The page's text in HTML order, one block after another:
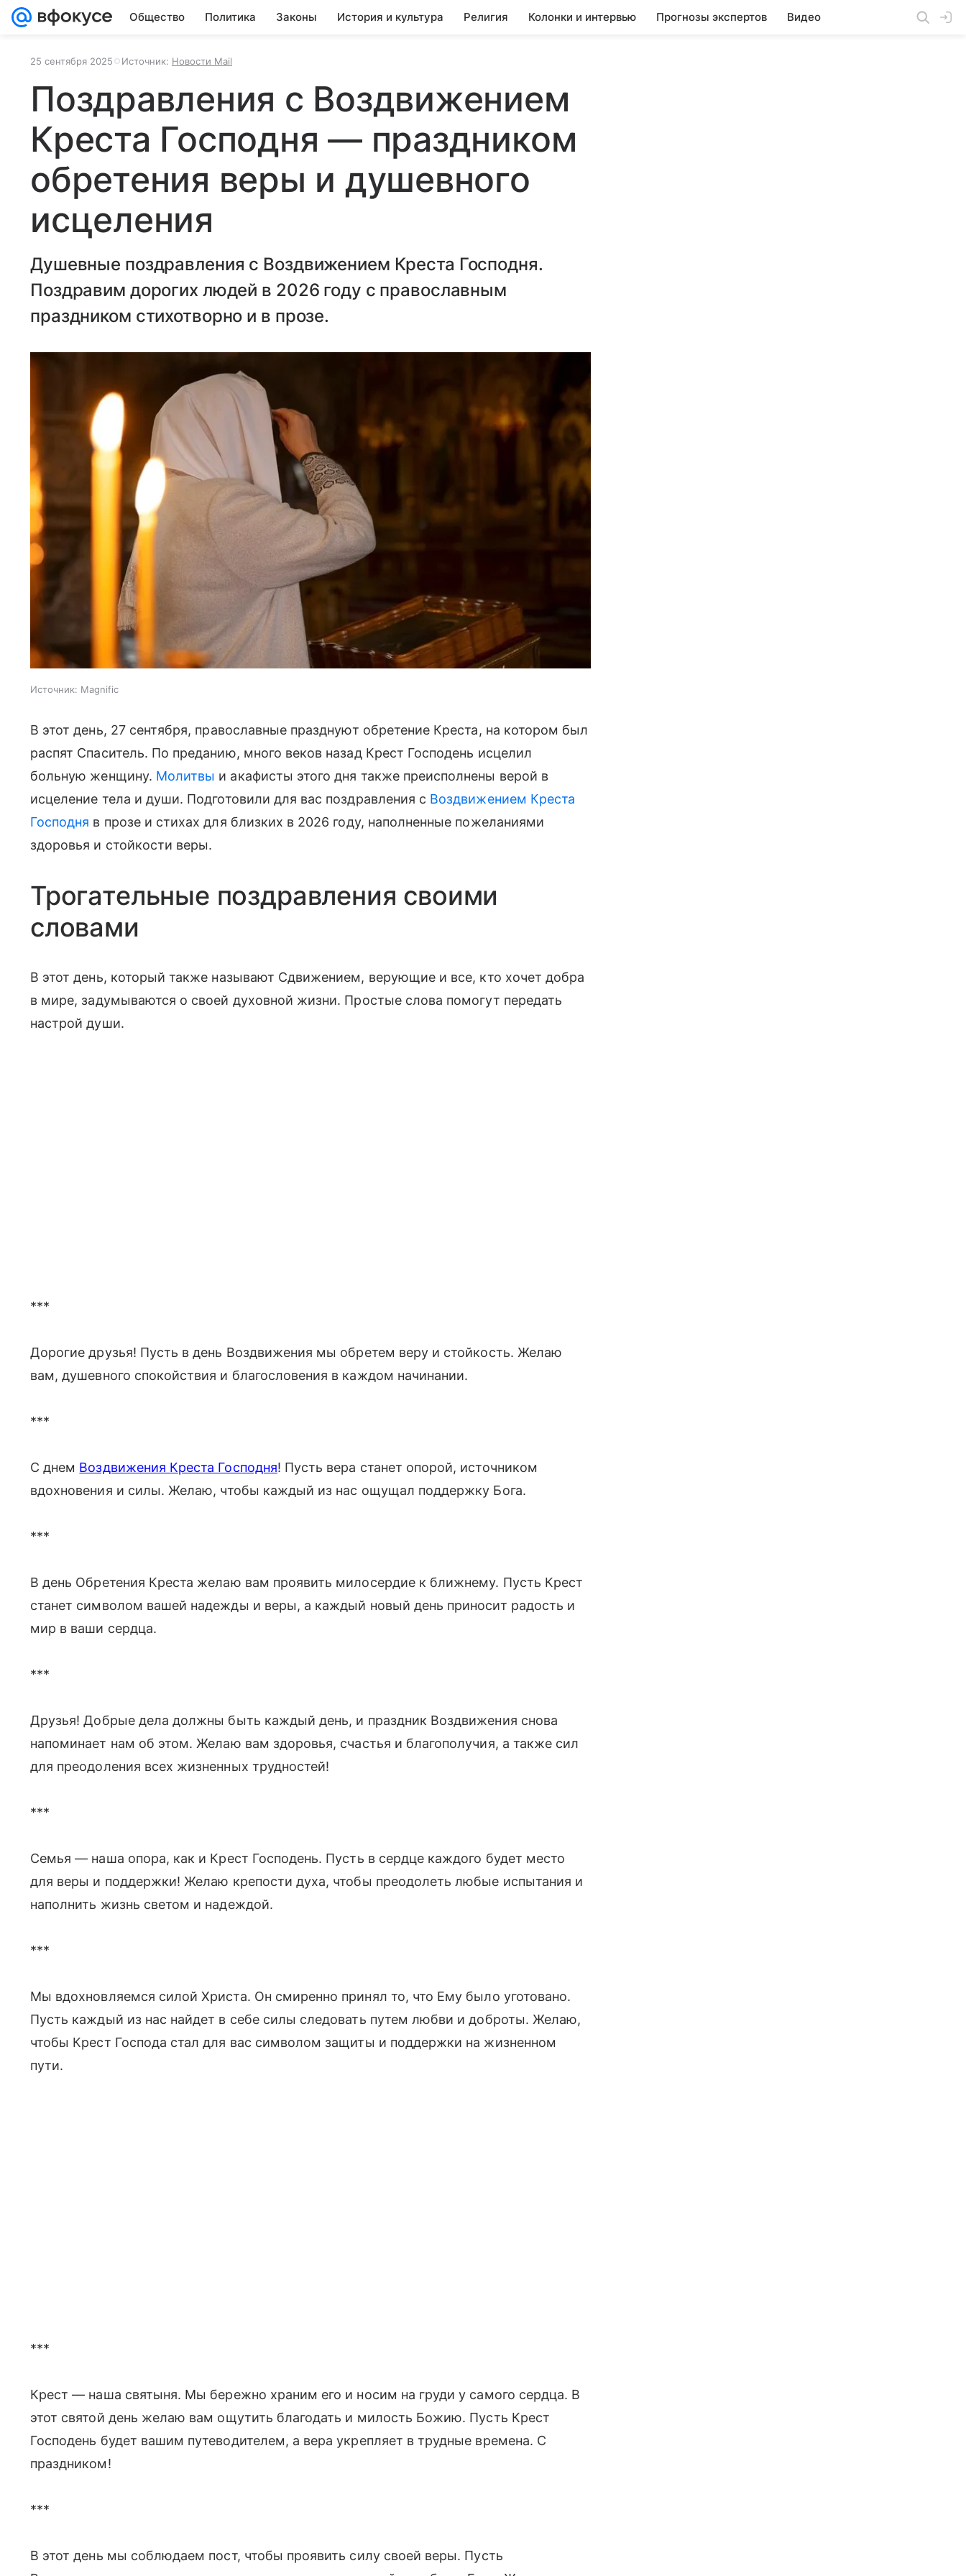
Общество Политика Законы История и культура Религия Колонки и интервью Прогнозы экспертов Видео
25 сентября 2025 Источник: Новости Mail
Поздравления с Воздвижением
Креста Господня — праздником
обретения веры и душевного
исцеления
Душевные поздравления с Воздвижением Креста Господня.
Поздравим дорогих людей в 2026 году с православным
праздником стихотворно и в прозе.
Источник: Magnific
В этот день, 27 сентября, православные празднуют обретение Креста, на котором был
распят Спаситель. По преданию, много веков назад Крест Господень исцелил
больную женщину. Молитвы и акафисты этого дня также преисполнены верой в
исцеление тела и души. Подготовили для вас поздравления с Воздвижением Креста
Господня в прозе и стихах для близких в 2026 году, наполненные пожеланиями
здоровья и стойкости веры.
Трогательные поздравления своими
словами
В этот день, который также называют Сдвижением, верующие и все, кто хочет добра
в мире, задумываются о своей духовной жизни. Простые слова помогут передать
настрой души.
***
Дорогие друзья! Пусть в день Воздвижения мы обретем веру и стойкость. Желаю
вам, душевного спокойствия и благословения в каждом начинании.
***
С днем Воздвижения Креста Господня! Пусть вера станет опорой, источником
вдохновения и силы. Желаю, чтобы каждый из нас ощущал поддержку Бога.
***
В день Обретения Креста желаю вам проявить милосердие к ближнему. Пусть Крест
станет символом вашей надежды и веры, а каждый новый день приносит радость и
мир в ваши сердца.
***
Друзья! Добрые дела должны быть каждый день, и праздник Воздвижения снова
напоминает нам об этом. Желаю вам здоровья, счастья и благополучия, а также сил
для преодоления всех жизненных трудностей!
***
Семья — наша опора, как и Крест Господень. Пусть в сердце каждого будет место
для веры и поддержки! Желаю крепости духа, чтобы преодолеть любые испытания и
наполнить жизнь светом и надеждой.
***
Мы вдохновляемся силой Христа. Он смиренно принял то, что Ему было уготовано.
Пусть каждый из нас найдет в себе силы следовать путем любви и доброты. Желаю,
чтобы Крест Господа стал для вас символом защиты и поддержки на жизненном
пути.
***
Крест — наша святыня. Мы бережно храним его и носим на груди у самого сердца. В
этот святой день желаю вам ощутить благодать и милость Божию. Пусть Крест
Господень будет вашим путеводителем, а вера укрепляет в трудные времена. С
праздником!
***
В этот день мы соблюдаем пост, чтобы проявить силу своей веры. Пусть